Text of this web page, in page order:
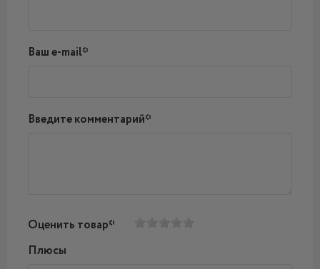
Ваш e-mail*
Введите комментарий*
Оценить товар*
Плюсы